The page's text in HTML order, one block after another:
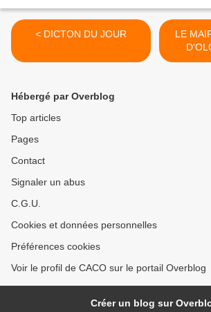
< DICTON DU JOUR
LE
Hébergé par Overblog
Top articles
Pages
Contact
Signaler un abus
C.G.U.
Cookies et données personnelles
Préférences cookies
Voir le profil de CACO sur le portail Overblog
Créer un blog sur